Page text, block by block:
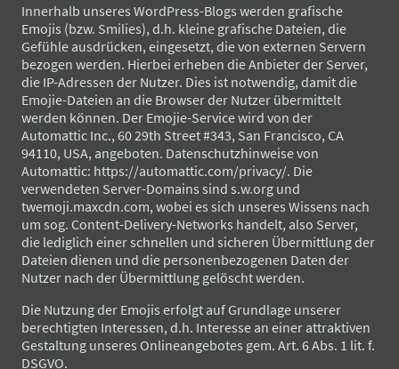
Innerhalb unseres WordPress-Blogs werden grafische
Emojis (bzw. Smilies), d.h. kleine grafische Dateien, die
Gefühle ausdrücken, eingesetzt, die von externen Servern
bezogen werden. Hierbei erheben die Anbieter der Server,
die IP-Adressen der Nutzer. Dies ist notwendig, damit die
Emojie-Dateien an die Browser der Nutzer übermittelt
werden können. Der Emojie-Service wird von der
Automattic Inc., 60 29th Street #343, San Francisco, CA
94110, USA, angeboten. Datenschutzhinweise von
Automattic: https://automattic.com/privacy/. Die
verwendeten Server-Domains sind s.w.org und
twemoji.maxcdn.com, wobei es sich unseres Wissens nach
um sog. Content-Delivery-Networks handelt, also Server,
die lediglich einer schnellen und sicheren Übermittlung der
Dateien dienen und die personenbezogenen Daten der
Nutzer nach der Übermittlung gelöscht werden.
Die Nutzung der Emojis erfolgt auf Grundlage unserer
berechtigten Interessen, d.h. Interesse an einer attraktiven
Gestaltung unseres Onlineangebotes gem. Art. 6 Abs. 1 lit. f.
DSGVO.